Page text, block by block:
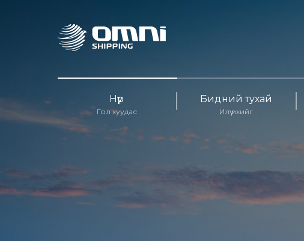
Нүүр
Гол хуудас
Бидний тухай
Илүү ихийг